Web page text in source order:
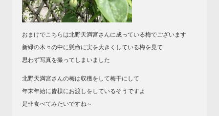
おまけでこちらは北野天満宮さんに成っている梅でございます
新緑の木々の中に懸命に実を大きくしている梅を見て
思わず写真を撮ってしまいました
北野天満宮さんの梅は収穫をして梅干にして
年末年始に皆様にお渡しをしているそうですよ
是非食べてみたいですね～